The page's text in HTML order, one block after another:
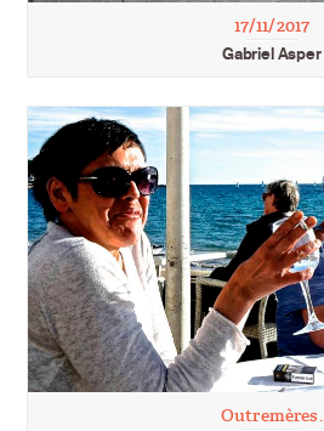
17/11/2017
Gabriel Asper
Outremères.